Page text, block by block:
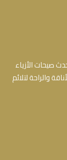
صيحات الأزياء
والراحة لتلائم